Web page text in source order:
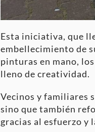
Esta iniciativa, que
embellecimiento de
pinturas en mano,
lleno de creatividad.
Vecinos y familiares
sino que también
gracias al esfuerzo y